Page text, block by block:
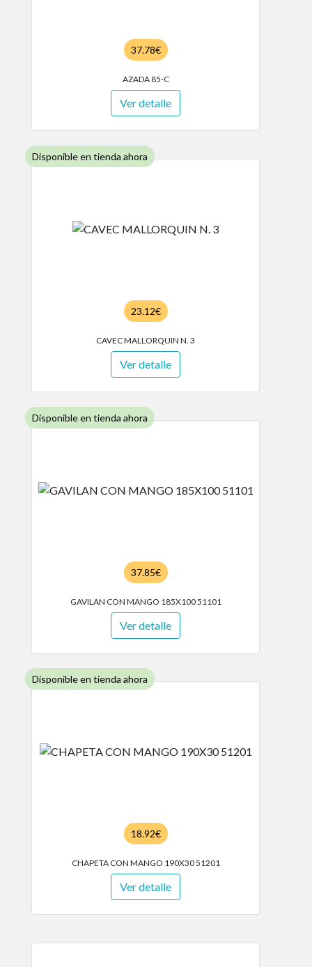
37.78€
AZADA 85-C
Ver detalle
Disponible en tienda ahora
23.12€
CAVEC MALLORQUIN N. 3
Ver detalle
Disponible en tienda ahora
37.85€
GAVILAN CON MANGO 185X100 51101
Ver detalle
Disponible en tienda ahora
18.92€
CHAPETA CON MANGO 190X30 51201
Ver detalle